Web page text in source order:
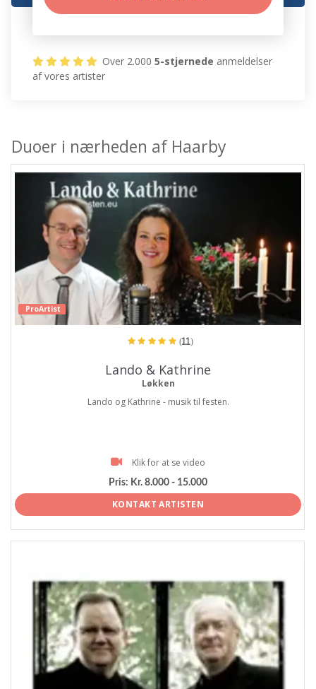
Over 2.0005-stjernede anmeldelser
af vores artister
Duoer i nærheden af Haarby
ProArtist
(11)
Lando & Kathrine
Løkken
Lando og Kathrine - musik til festen.
Klik for at se video
Pris: Kr. 8.000 - 15.000
KONTAKT ARTISTEN